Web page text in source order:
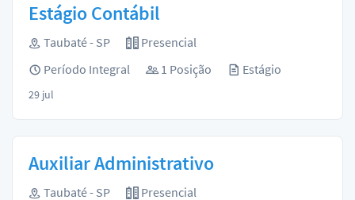
Estágio Contábil
Taubaté - SP
Presencial
Período Integral
1 Posição Estágio
29 jul
Auxiliar Administrativo
Taubaté - SP
Presencial